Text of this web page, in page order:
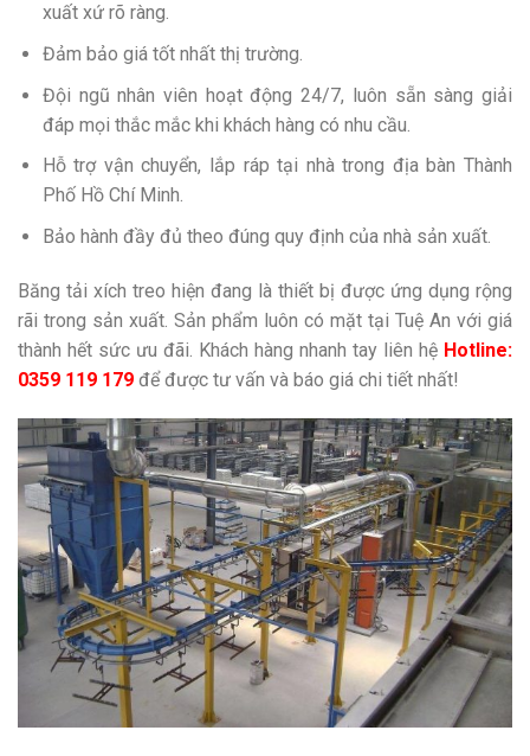
xuất xứ rõ ràng.
Đảm bảo giá tốt nhất thị trường.
Đội ngũ nhân viên hoạt động 24/7, luôn sẵn sàng giải
đáp mọi thắc mắc khi khách hàng có nhu cầu.
Hỗ trợ vận chuyển, lắp ráp tại nhà trong địa bàn Thành
Phố Hồ Chí Minh.
Bảo hành đầy đủ theo đúng quy định của nhà sản xuất.
Băng tải xích treo hiện đang là thiết bị được ứng dụng rộng
rãi trong sản xuất. Sản phẩm luôn có mặt tại Tuệ An với giá
thành hết sức ưu đãi. Khách hàng nhanh tay liên hệ Hotline:
0359 119 179 để được tư vấn và báo giá chi tiết nhất!